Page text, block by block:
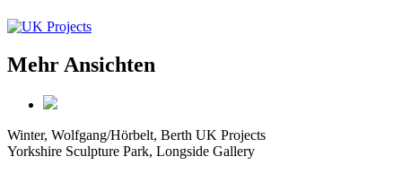
Mehr Ansichten
Winter, Wolfgang/Hörbelt, Berth UK Projects
Yorkshire Sculpture Park, Longside Gallery